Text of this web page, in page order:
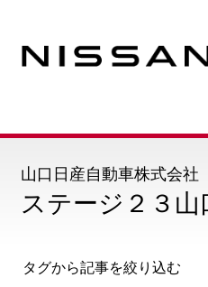
ステージ２３山
山口日産自動車株式会社
タグから記事を絞り込む